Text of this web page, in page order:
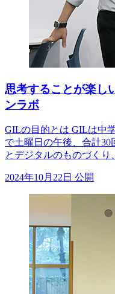
思考することが楽し
ンラボ
GILの目的とは GILは中
で土曜日の午後、合計
とデジタルのものづく
2024年10月22日 公開